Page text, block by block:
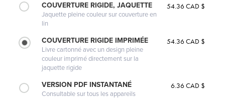
COUVERTURE RIGIDE, JAQUETTE
Jaquette pleine couleur sur couverture en
lin
54.36 CAD $
COUVERTURE RIGIDE IMPRIMÉE
Livre cartonné avec un design pleine
couleur imprimé directement sur la
jaquette rigide
54.36 CAD $
VERSION PDF INSTANTANÉ
Consultable sur tous les appareils
6.36 CAD $